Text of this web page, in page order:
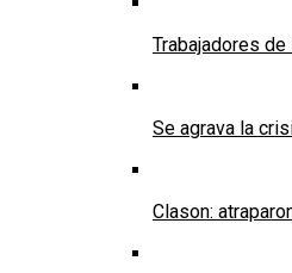
Trabajadores
Se agrava la
Clason: